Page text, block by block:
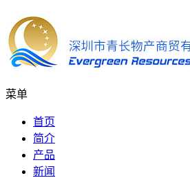
菜单
首页
简介
产品
新闻